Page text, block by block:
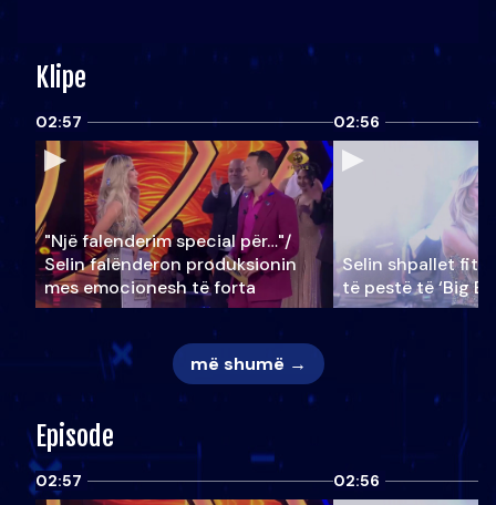
Klipe
02:57
"Një falenderim special për…"/
Selin falënderon produksionin
mes emocionesh të forta
02:56
Selin shpallet
të pestë të ‘Big
më shumë →
Episode
02:57 02:56